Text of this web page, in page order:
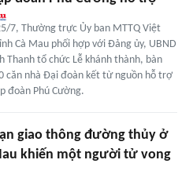
7, Thường trực Ủy ban MTTQ Việt
Cà Mau phối hợp với Đảng ủy, UBND
Thanh tổ chức Lễ khánh thành, bàn
căn nhà Đại đoàn kết từ nguồn hỗ trợ
đoàn Phú Cường.
giao thông đường thủy ở
khiến một người tử vong